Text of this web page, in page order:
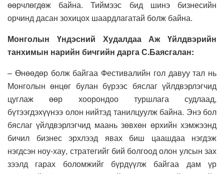
өөрчлөгдөж байна. Тиймээс бид шинэ бизнесийн
орчинд дасан зохицох шаардлагатай болж байна.
Монголын Үндэсний Худалдаа Аж Үйлдвэрийн
танхимын нарийн бичгийн дарга С.Баясгалан:
– Өнөөдөр болж байгаа Фестивалийн гол давуу тал нь
Монголын өнцөг булан бүрээс бяслаг үйлдвэрлэгчид
цуглаж өөр хоорондоо туршлага судлаад,
бүтээгдэхүүнээ олон нийтэд танилцуулж байна. Энэ бол
бяслаг үйлдвэрлэгчид маань зөвхөн өрхийн хэмжээнд
бичил бизнес эрхлээд явах биш цаашдаа нэгдэж
нэгдсэн ноу-хау, стратегийг бий болгоод олон улсын зах
зээлд гарах боломжийг бүрдүүлж байгаа дам үр